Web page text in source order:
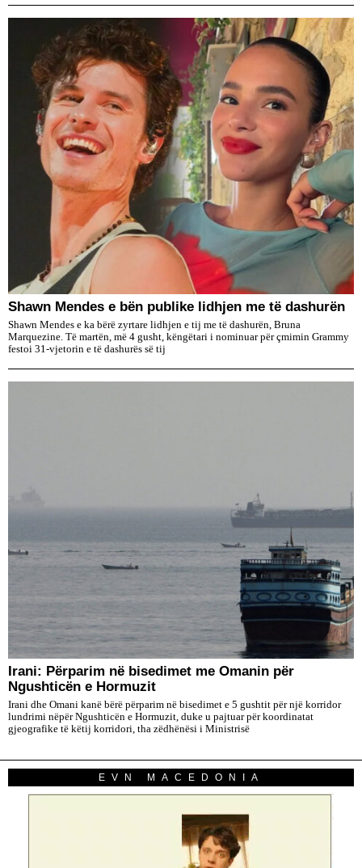
​Shawn Mendes e bën publike lidhjen me të dashurën
Shawn Mendes e ka bërë zyrtare lidhjen e tij me të dashurën, Bruna
Marquezine. Të martën, më 4 gusht, këngëtari i nominuar për çmimin Grammy
festoi 31-vjetorin e të dashurës së tij
Irani: Përparim në bisedimet me Omanin për
Ngushticën e Hormuzit
Irani dhe Omani kanë bërë përparim në bisedimet e 5 gushtit për një korridor
lundrimi nëpër Ngushticën e Hormuzit, duke u pajtuar për koordinatat
gjeografike të këtij korridori, tha zëdhënësi i Ministrisë
EVN MACEDONIA